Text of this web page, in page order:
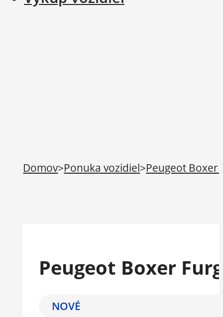
Domov>Ponuka vozidiel>Peugeot Boxer
Peugeot Boxer
NOVÉ